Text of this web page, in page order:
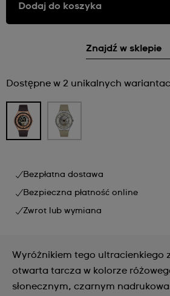
Dodaj do koszyka
Znajdź w sklepie
Dostępne w 2 unikalnych
Bezpłatna dostawa
Bezpieczna płatność online
Zwrot lub wymiana
Wyróżnikiem tego ultracienkiego
otwarta tarcza w kolorze
słonecznym, czarnym